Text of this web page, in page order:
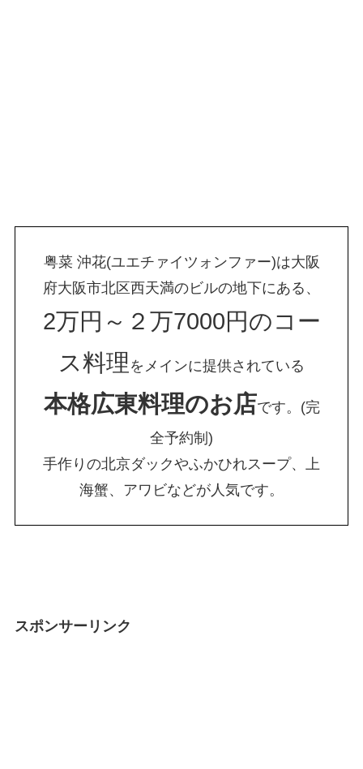
粤菜 沖花(ユエチァイツォンファー)は大阪
府大阪市北区西天満のビルの地下にある、
2万円～２万7000円のコー
ス料理 をメインに提供されている
本格広東料理のお店です。(完
全予約制)
手作りの北京ダックやふかひれスープ、上
海蟹、アワビなどが人気です。
スポンサーリンク